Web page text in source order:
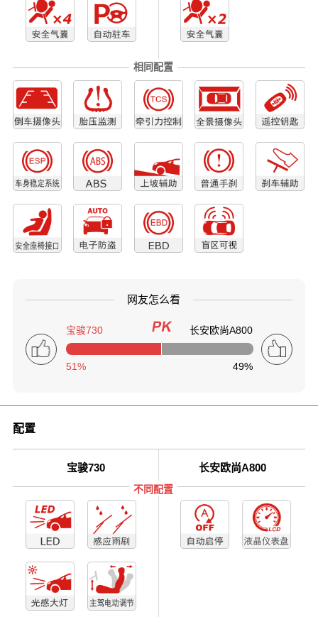
相同配置
网友怎么看
宝骏730 长安欧尚A800
51% 49%
配置
宝骏730 长安欧尚A800
不同配置